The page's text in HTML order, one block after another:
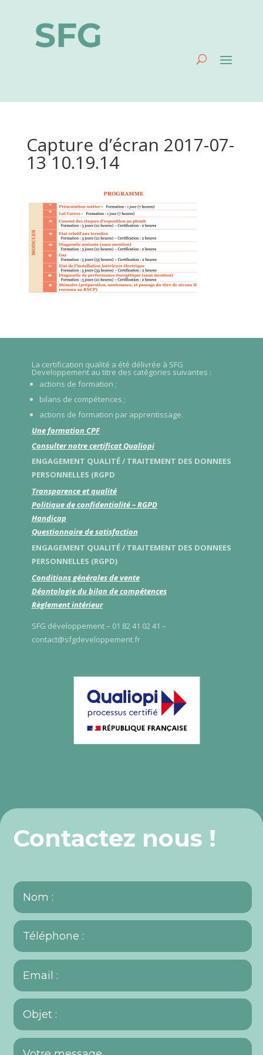
Capture d’écran 2017-07-
13 10.19.14
La certification qualité a été délivrée à SFG
Developpement au titre des catégories suivantes :
actions de formation ;
bilans de compétences ;
actions de formation par apprentissage.
Une formation CPF
Consulter notre certificat Qualiopi
ENGAGEMENT QUALITÉ / TRAITEMENT DES DONNEES
PERSONNELLES (RGPD
Transparence et qualité
Politique de confidentialité – RGPD
Handicap
Questionnaire de satisfaction
ENGAGEMENT QUALITÉ / TRAITEMENT DES DONNEES
PERSONNELLES (RGPD)
Conditions générales de vente
Déontologie du bilan de compétences
Règlement intérieur
SFG développement – 01 82 41 02 41 –
contact@sfgdeveloppement.fr
Contactez nous !